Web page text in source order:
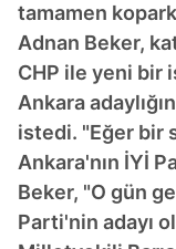
tamamen
Adnan Beker,
CHP ile yeni bir
Ankara
istedi. "Eğer bir
Ankara'nın İYİ
Beker, "O gün
Parti'nin adayı